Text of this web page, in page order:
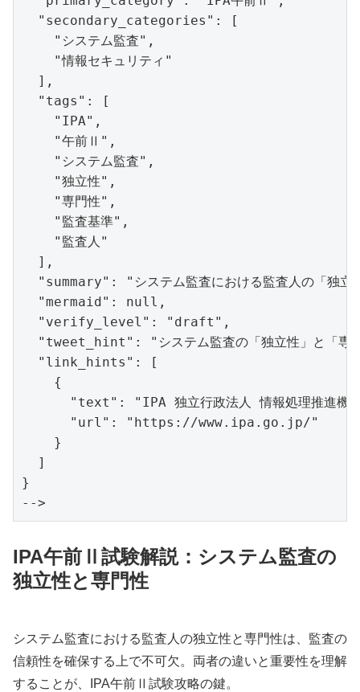
  "secondary_categories": [
    "システム監査",
    "情報セキュリティ"
  ],
  "tags": [
    "IPA",
    "午前Ⅱ",
    "システム監査",
    "独立性",
    "専門性",
    "監査基準",
    "監査人"
  ],
"summary": "システム監査における監査人の「独立
  "mermaid": null,
  "verify_level": "draft",
"tweet_hint": "システム監査の「独立性」と「専
  "link_hints": [
    {
"text": "IPA 独立行政法人 情報処理推進機
      "url": "https://www.ipa.go.jp/"
    }
  ]
}
IPA午前Ⅱ試験解説：システム監査の
独立性と専門性
システム監査における監査人の独立性と専門性は、監査の
信頼性を確保する上で不可欠。両者の違いと重要性を理解
することが、IPA午前Ⅱ試験攻略の鍵。